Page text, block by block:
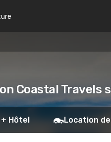
Coastal Travels
+ Hôtel Location